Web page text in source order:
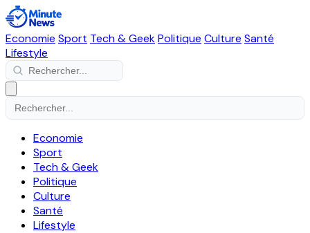
Economie Sport Tech & GeekPolitique Culture Santé
Lifestyle
Economie
Sport
Tech & Geek
Politique
Culture
Santé
Lifestyle